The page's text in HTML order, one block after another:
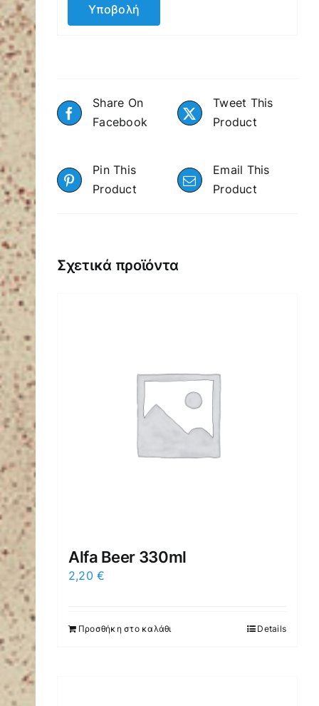
Share On
Facebook
Tweet This
Product
Pin This
Product
Email This
Product
Σχετικά προϊόντα
Alfa Beer 330ml
2,20€
Προσθήκη στο καλάθι Details